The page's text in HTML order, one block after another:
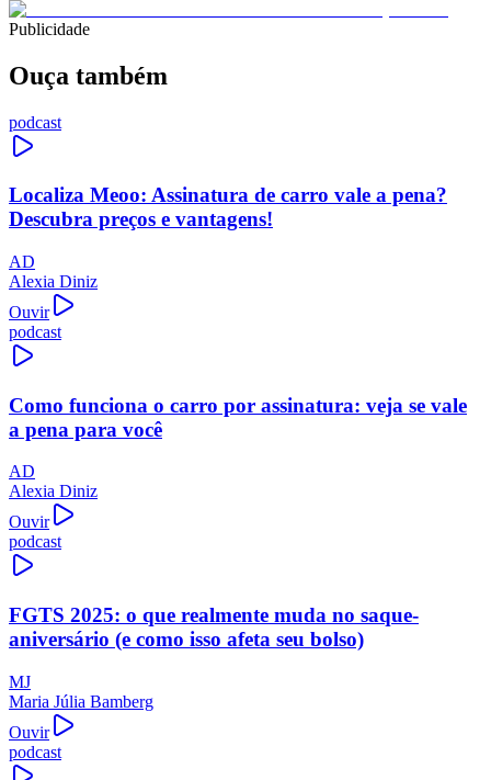
Publicidade
Ouça também
podcast
Localiza Meoo: Assinatura de carro vale a pena?
Descubra preços e vantagens!
AD
Alexia Diniz
Ouvir
podcast
Como funciona o carro por assinatura: veja se vale
a pena para você
AD
Alexia Diniz
Ouvir
podcast
FGTS 2025: o que realmente muda no saque-
aniversário (e como isso afeta seu bolso)
MJ
Maria Júlia Bamberg
Ouvir
podcast